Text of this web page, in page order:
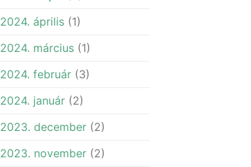
2024. április(1)
2024. március(1)
2024. február(3)
2024. január(2)
2023. december(2)
2023. november(2)